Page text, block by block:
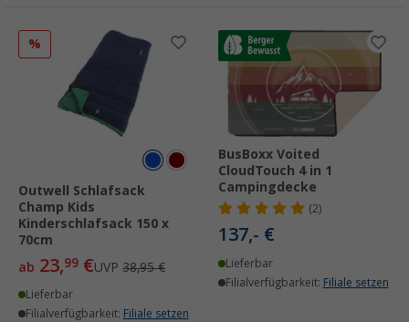
%
Outwell Schlafsack
Champ Kids
Kinderschlafsack 150 x
70cm
ab 23,99 €UVP 38,95 €
Lieferbar
Filialverfügbarkeit: Filiale setzen
BusBoxx Voited
CloudTouch 4 in 1
Campingdecke
(2)
137,- €
Lieferbar
Filialverfügbarkeit: Filiale setzen